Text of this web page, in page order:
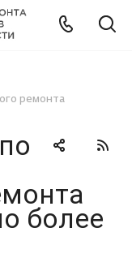
ремонта
более